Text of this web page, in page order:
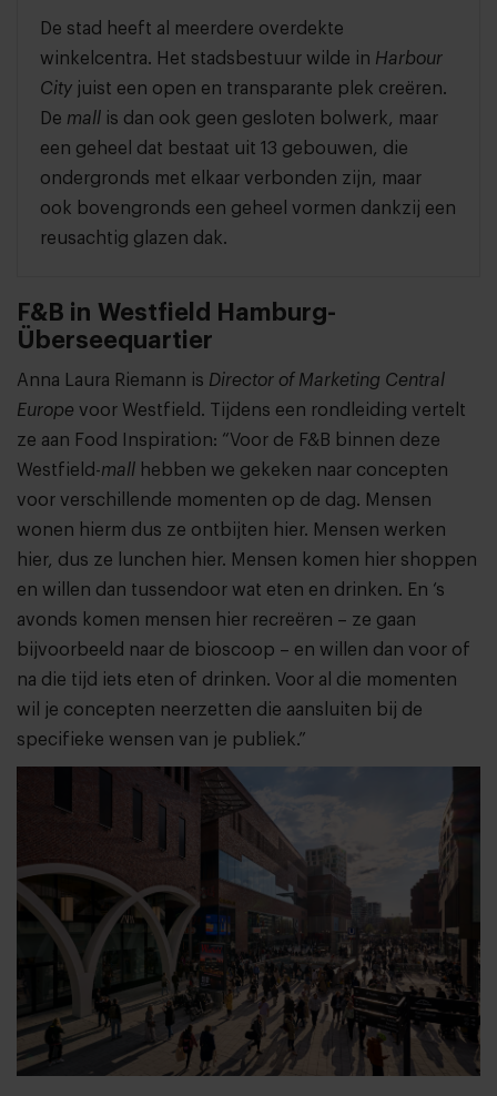
De stad heeft al meerdere overdekte
winkelcentra. Het stadsbestuur wilde in Harbour
City juist een open en transparante plek creëren.
De mall is dan ook geen gesloten bolwerk, maar
een geheel dat bestaat uit 13 gebouwen, die
ondergronds met elkaar verbonden zijn, maar
ook bovengronds een geheel vormen dankzij een
reusachtig glazen dak.
F&B in Westfield Hamburg-
Überseequartier
Anna Laura Riemann is Director of Marketing Central
Europe voor Westfield. Tijdens een rondleiding vertelt
ze aan Food Inspiration: “Voor de F&B binnen deze
Westfield-mall hebben we gekeken naar concepten
voor verschillende momenten op de dag. Mensen
wonen hierm dus ze ontbijten hier. Mensen werken
hier, dus ze lunchen hier. Mensen komen hier shoppen
en willen dan tussendoor wat eten en drinken. En ‘s
avonds komen mensen hier recreëren – ze gaan
bijvoorbeeld naar de bioscoop – en willen dan voor of
na die tijd iets eten of drinken. Voor al die momenten
wil je concepten neerzetten die aansluiten bij de
specifieke wensen van je publiek.”